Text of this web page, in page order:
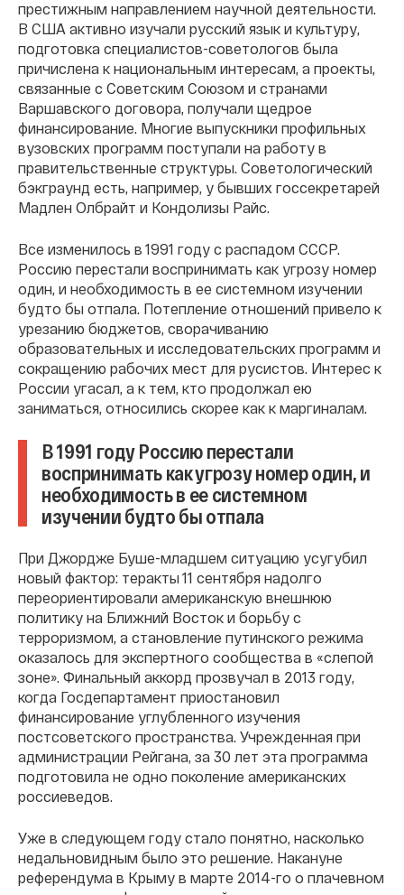
престижным направлением научной деятельности.
В США активно изучали русский язык и культуру,
подготовка специалистов-советологов была
причислена к национальным интересам, а проекты,
связанные с Советским Союзом и странами
Варшавского договора, получали щедрое
финансирование. Многие выпускники профильных
вузовских программ поступали на работу в
правительственные структуры. Советологический
бэкграунд есть, например, у бывших госсекретарей
Мадлен Олбрайт и Кондолизы Райс.
Все изменилось в 1991 году с распадом СССР.
Россию перестали воспринимать как угрозу номер
один, и необходимость в ее системном изучении
будто бы отпала. Потепление отношений привело к
урезанию бюджетов, сворачиванию
образовательных и исследовательских программ и
сокращению рабочих мест для русистов. Интерес к
России угасал, а к тем, кто продолжал ею
заниматься, относились скорее как к маргиналам.
В 1991 году Россию перестали
воспринимать как угрозу номер один, и
необходимость в ее системном
изучении будто бы отпала
При Джордже Буше-младшем ситуацию усугубил
новый фактор: теракты 11 сентября надолго
переориентировали американскую внешнюю
политику на Ближний Восток и борьбу с
терроризмом, а становление путинского режима
оказалось для экспертного сообщества в «слепой
зоне». Финальный аккорд прозвучал в 2013 году,
когда Госдепартамент приостановил
финансирование углубленного изучения
постсоветского пространства. Учрежденная при
администрации Рейгана, за 30 лет эта программа
подготовила не одно поколение американских
россиеведов.
Уже в следующем году стало понятно, насколько
недальновидным было это решение. Накануне
референдума в Крыму в марте 2014-го о плачевном